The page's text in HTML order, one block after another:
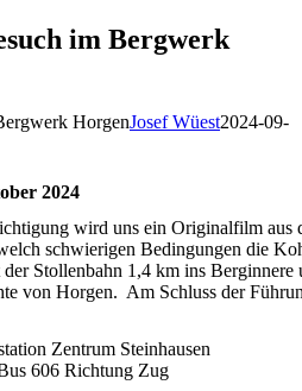
im Bergwerk
HorgenJosef Wüest2024-09-
2024
wird uns ein Originalfilm aus
schwierigen Bedingungen die
Stollenbahn 1,4 km ins Berginnere
von Horgen. Am Schluss der
Zentrum Steinhausen
606 Richtung Zug